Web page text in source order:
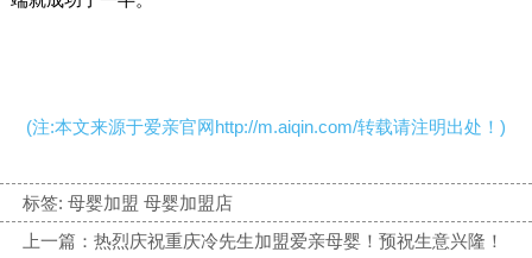
(注:本文来源于爱亲官网http://m.aiqin.com/转载请注明出处！)
标签: 母婴加盟 母婴加盟店
上一篇：热烈庆祝重庆冷先生加盟爱亲母婴！预祝生意兴隆！